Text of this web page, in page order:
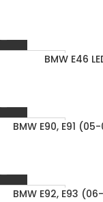
1–3 d. d.BMW E46
1–3 d. d.
BMW E90, E91
1–3 d. d.
BMW E92, E93